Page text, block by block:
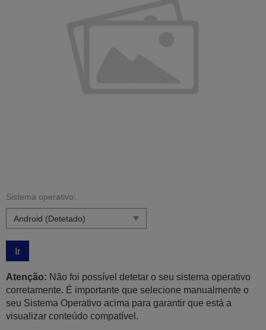
Sistema operativo:
Ir
Atenção: Não foi possível detetar o seu sistema operativo
corretamente. É importante que selecione manualmente o
seu Sistema Operativo acima para garantir que está a
visualizar conteúdo compatível.